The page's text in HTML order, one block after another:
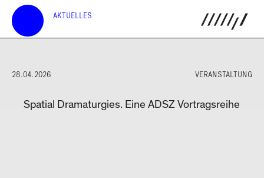
AKTUELLES
28.04.2026 VERANSTALTUNG
Spatial Dramaturgies. Eine ADSZ Vortragsreihe